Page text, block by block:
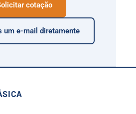
cotação
um e-mail diretamente